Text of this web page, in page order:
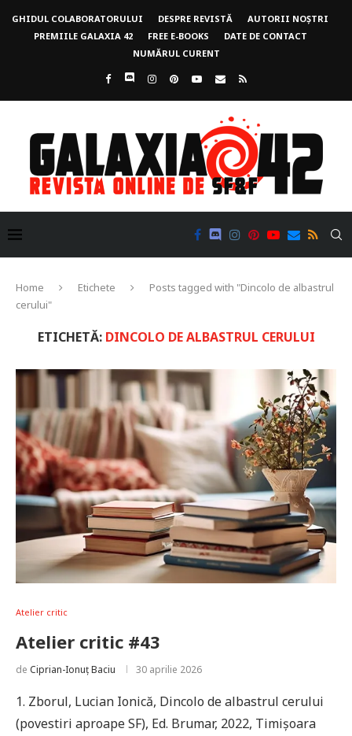
GHIDUL COLABORATORULUI DESPRE REVISTĂ
AUTORII NOȘTRI
PREMIILE GALAXIA 42
FREE E-BOOKS
DATE DE CONTACT
NUMĂRUL CURENT
Home Etichete
Posts tagged with "Dincolo de albastrul
cerului"
ETICHETĂ: DINCOLO DE ALBASTRUL CERULUI
Atelier critic
Atelier critic #43
de Ciprian-Ionuț Baciu 30 aprilie 2026
1. Zborul, Lucian Ionică, Dincolo de albastrul cerului
(povestiri aproape SF), Ed. Brumar, 2022, Timișoara